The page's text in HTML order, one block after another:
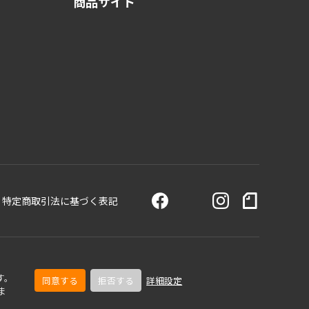
同意する 拒否する 詳細設定
特定商取引法に基づく表記